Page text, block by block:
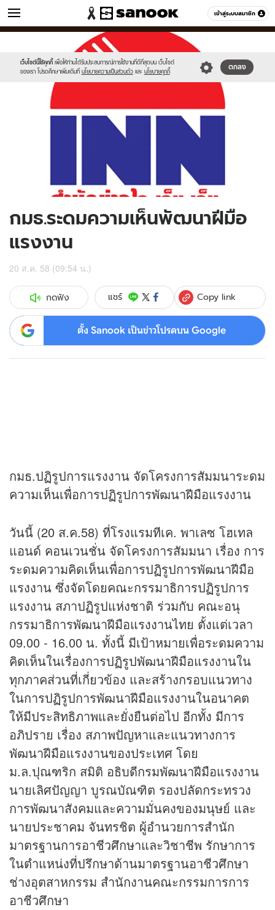
เข้าสู่ระบบสมาชิก
ข่าว หมวดอื่นๆ
เว็บไซต์นี้ใช้คุกกี้ เพื่อให้ท่านได้รับประสบการณ์การใช้งานที่ดีที่สุดบน เว็บไซต์
ของเรา โปรดศึกษาเพิ่มเติมที่ นโยบายความเป็นส่วนตัว และ นโยบายคุกกี้
ตกลง
//s.isanook.com/sr/0/images/logo-
sanook.png
//s.isanook.com/ns/0/ud/370/1850842/640293-
กมธ.ระดมความเห็นพัฒนาฝีมือ
แรงงาน
20 ส.ค. 58 (09:54 น.)
กดฟัง แชร์ Copy link
ตั้ง Sanook เป็นข่าวโปรดบน Google
กมธ.ปฏิรูปการแรงงาน จัดโครงการสัมมนาระดม
ความเห็นเพื่อการปฏิรูปการพัฒนาฝีมือแรงงาน
วันนี้ (20 ส.ค.58) ที่โรงแรมทีเค. พาเลซ โฮเทล
แอนด์ คอนเวนชั่น จัดโครงการสัมมนา เรื่อง การ
ระดมความคิดเห็นเพื่อการปฏิรูปการพัฒนาฝีมือ
แรงงาน ซึ่งจัดโดยคณะกรรมาธิการปฏิรูปการ
แรงงาน สภาปฏิรูปแห่งชาติ ร่วมกับ คณะอนุ
กรรมาธิการพัฒนาฝีมือแรงงานไทย ตั้งแต่เวลา
09.00 - 16.00 น. ทั้งนี้ มีเป้าหมายเพื่อระดมความ
คิดเห็นในเรื่องการปฏิรูปพัฒนาฝีมือแรงงานใน
ทุกภาคส่วนที่เกี่ยวข้อง และสร้างกรอบแนวทาง
ในการปฏิรูปการพัฒนาฝีมือแรงงานในอนาคต
ให้มีประสิทธิภาพและยั่งยืนต่อไป อีกทั้ง มีการ
อภิปราย เรื่อง สภาพปัญหาและแนวทางการ
พัฒนาฝีมือแรงงานของประเทศ โดย
ม.ล.ปุณฑริก สมิติ อธิบดีกรมพัฒนาฝีมือแรงงาน
นายเลิศปัญญา บูรณบัณฑิต รองปลัดกระทรวง
การพัฒนาสังคมและความมั่นคงของมนุษย์ และ
นายประชาคม จันทรชิต ผู้อำนวยการสำนัก
มาตรฐานการอาชีวศึกษาและวิชาชีพ รักษาการ
ในตำแหน่งที่ปรึกษาด้านมาตรฐานอาชีวศึกษา
ช่างอุตสาหกรรม สำนักงานคณะกรรมการการ
อาชีวศึกษา